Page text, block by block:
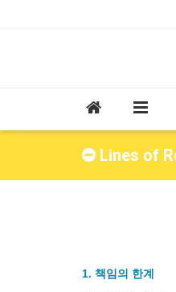
Lines of
1. 책임의 한계